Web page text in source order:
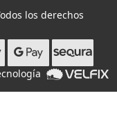
los derechos